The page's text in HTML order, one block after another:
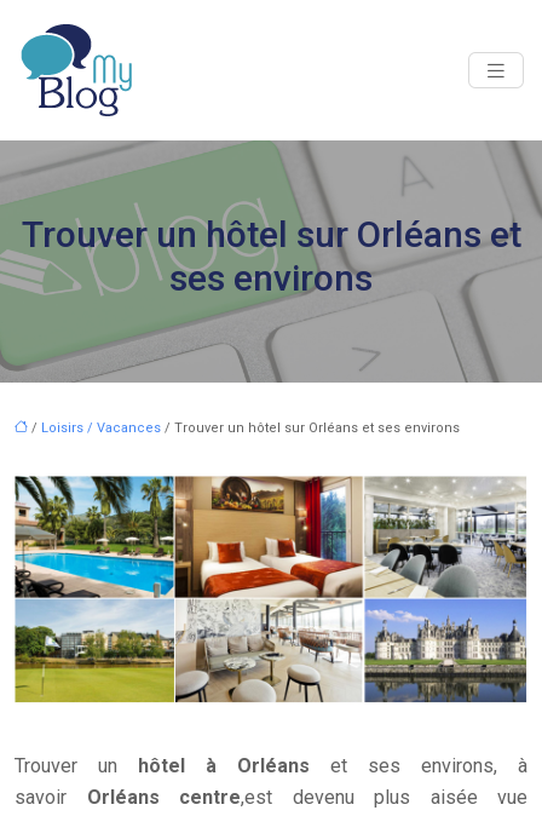
Trouver un hôtel sur Orléans et
ses environs
/ Loisirs / Vacances / Trouver un hôtel sur Orléans et ses environs
Trouver un hôtel à Orléans et ses environs, à
savoir Orléans centre,est devenu plus aisée vue